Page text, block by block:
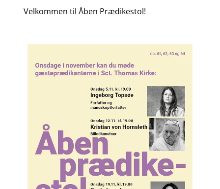
Velkommen til Åben Prædikestol!